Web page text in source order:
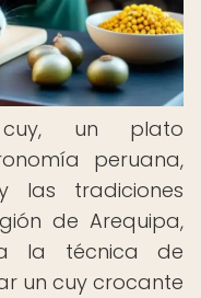
un plato
peruana,
las tradiciones
de Arequipa,
la técnica de
un cuy crocante